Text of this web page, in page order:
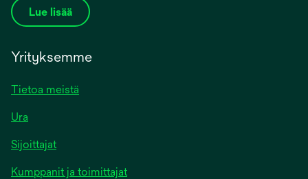
Lue lisää
Yrityksemme
Tietoa meistä
Ura
Sijoittajat
Kumppanit ja toimittajat